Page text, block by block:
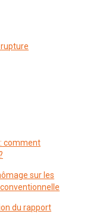
comment
sur les
du rapport